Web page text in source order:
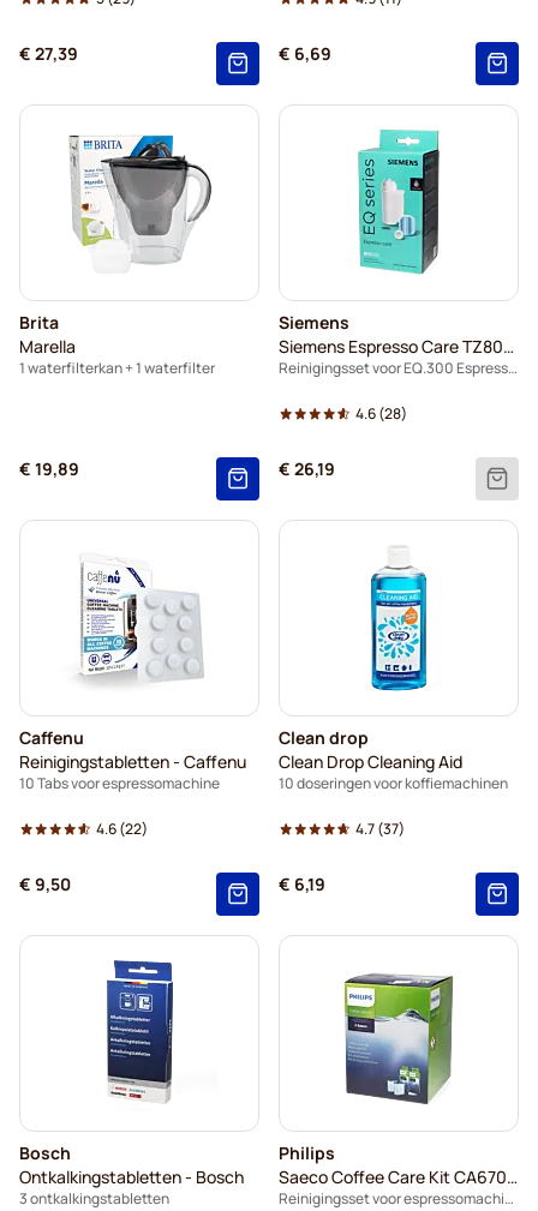
€ 27,39 € 6,69
Brita
Marella
1 waterfilterkan + 1 waterfilter
€ 19,89
Siemens
Siemens Espresso Care TZ80004B
Reinigingsset voor EQ.300 Espressomachine
4.6(28)
€ 26,19
Caffenu
Reinigingstabletten - Caffenu
10 Tabs voor espressomachine
4.6(22)
€ 9,50
Clean drop
Clean Drop Cleaning Aid
10 doseringen voor koffiemachinen
4.7(37)
€ 6,19
Bosch
Ontkalkingstabletten - Bosch
3 ontkalkingstabletten
Philips
Saeco Coffee Care Kit CA6707/10
Reinigingsset voor espressomachine